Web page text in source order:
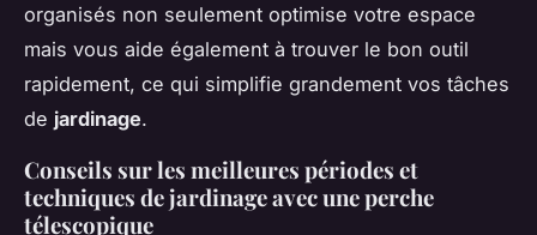
organisés non seulement optimise votre espace
mais vous aide également à trouver le bon outil
rapidement, ce qui simplifie grandement vos tâches
de jardinage.
Conseils sur les meilleures périodes et
techniques de jardinage avec une perche
télescopique